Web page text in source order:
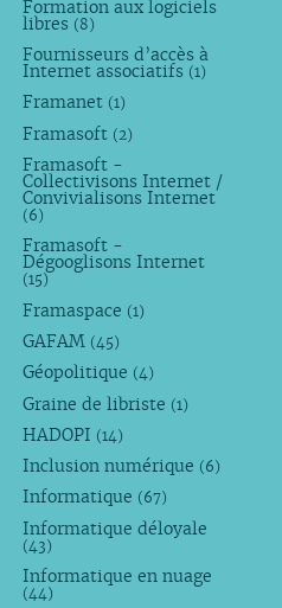
Formation aux logiciels
libres (8)
Fournisseurs d’accès à
Internet associatifs (1)
Framanet (1)
Framasoft (2)
Framasoft -
Collectivisons Internet /
Convivialisons Internet
(6)
Framasoft -
Dégooglisons Internet
(15)
Framaspace (1)
GAFAM (45)
Géopolitique (4)
Graine de libriste (1)
HADOPI (14)
Inclusion numérique (6)
Informatique (67)
Informatique déloyale
(43)
Informatique en nuage
(44)